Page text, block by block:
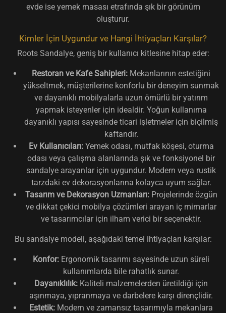
evde ise yemek masası etrafında şık bir görünüm
oluşturur.
Kimler İçin Uygundur ve Hangi İhtiyaçları Karşılar?
Roots Sandalye, geniş bir kullanıcı kitlesine hitap eder:
Restoran ve Kafe Sahipleri: Mekanlarının estetiğini
yükseltmek, müşterilerine konforlu bir deneyim sunmak
ve dayanıklı mobilyalarla uzun ömürlü bir yatırım
yapmak isteyenler için idealdir. Yoğun kullanıma
dayanıklı yapısı sayesinde ticari işletmeler için biçilmiş
kaftandır.
Ev Kullanıcıları:Yemek odası, mutfak köşesi, oturma
odası veya çalışma alanlarında şık ve fonksiyonel bir
sandalye arayanlar için uygundur. Modern veya rustik
tarzdaki ev dekorasyonlarına kolayca uyum sağlar.
Tasarım ve Dekorasyon Uzmanları:Projelerinde özgün
ve dikkat çekici mobilya çözümleri arayan iç mimarlar
ve tasarımcılar için ilham verici bir seçenektir.
Bu sandalye modeli, aşağıdaki temel ihtiyaçları karşılar:
Konfor: Ergonomik tasarımı sayesinde uzun süreli
kullanımlarda bile rahatlık sunar.
Dayanıklılık: Kaliteli malzemelerden üretildiği için
aşınmaya, yıpranmaya ve darbelere karşı dirençlidir.
Estetik: Modern ve zamansız tasarımıyla mekanlara